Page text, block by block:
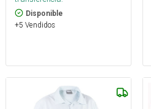
Disponible
+5 Vendidos